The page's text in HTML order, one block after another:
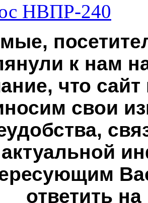
НВПР-240
к нам
что сайт
свои
актуальной
ответить